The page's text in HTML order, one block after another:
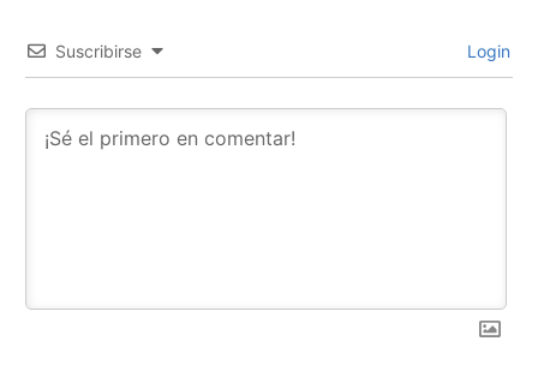
Suscribirse Login